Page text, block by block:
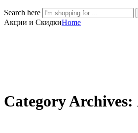
Search here
Акции и СкидкиHome
Category Archives: